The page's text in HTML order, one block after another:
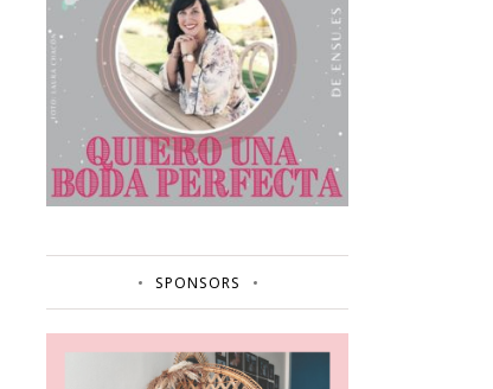
SPONSORS